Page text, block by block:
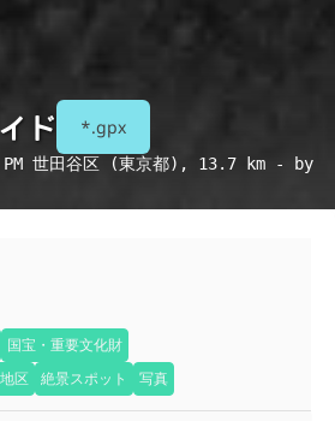
ド *.gpx
世田谷区 (東京都) , 13.7 km - by
国宝・重要文化財
区
絶景スポット 写真